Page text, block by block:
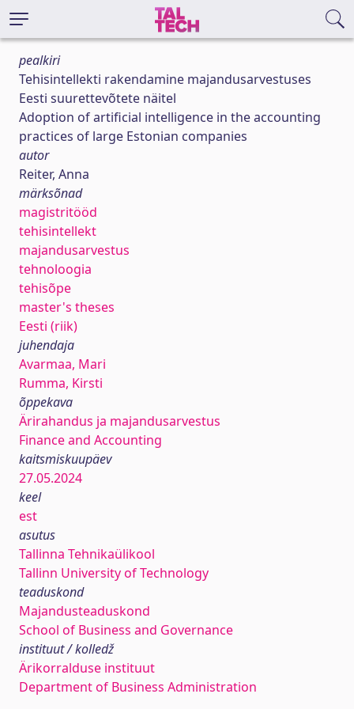
pealkiri
Tehisintellekti rakendamine majandusarvestuses
Eesti suurettevõtete näitel
Adoption of artificial intelligence in the accounting
practices of large Estonian companies
autor
Reiter, Anna
märksõnad
magistritööd
tehisintellekt
majandusarvestus
tehnoloogia
tehisõpe
master's theses
Eesti (riik)
juhendaja
Avarmaa, Mari
Rumma, Kirsti
õppekava
Ärirahandus ja majandusarvestus
Finance and Accounting
kaitsmiskuupäev
27.05.2024
keel
est
asutus
Tallinna Tehnikaülikool
Tallinn University of Technology
teaduskond
Majandusteaduskond
School of Business and Governance
instituut / kolledž
Ärikorralduse instituut
Department of Business Administration